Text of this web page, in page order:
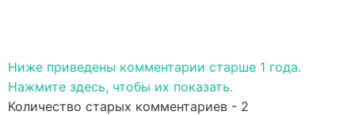
Ниже приведены комментарии старше 1 года.
Нажмите здесь, чтобы их показать.
Количество старых комментариев - 2